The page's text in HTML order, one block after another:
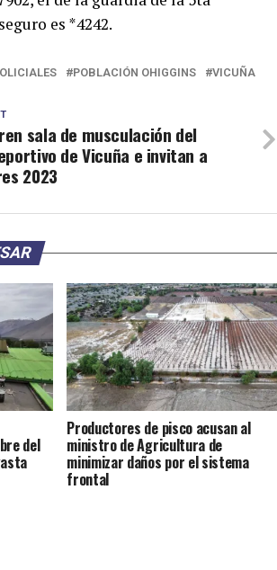
es *4242.
POBLACIÓN OHIGGINS VICUÑA
sala de musculación del
de Vicuña e invitan a
2023
del
Productores de pisco acusan al
ministro de Agricultura de
minimizar daños por el sistema
frontal